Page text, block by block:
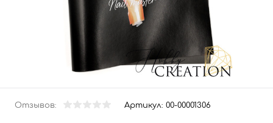
Отзывов: Артикул: 00-00001306